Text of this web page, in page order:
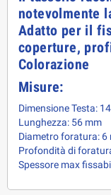
notevolmente
Adatto per il
coperture,
Colorazione
Misure:
Dimensione Testa:
Lunghezza: 56 mm
Diametro foratura: 6
Profondità di
Spessore max